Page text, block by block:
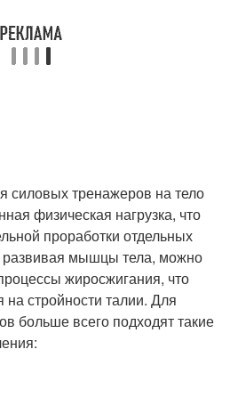
силовых тренажеров на тело
физическая нагрузка, что
проработки отдельных
развивая мышцы тела, можно
жиросжигания, что
на стройности талии. Для
больше всего подходят такие